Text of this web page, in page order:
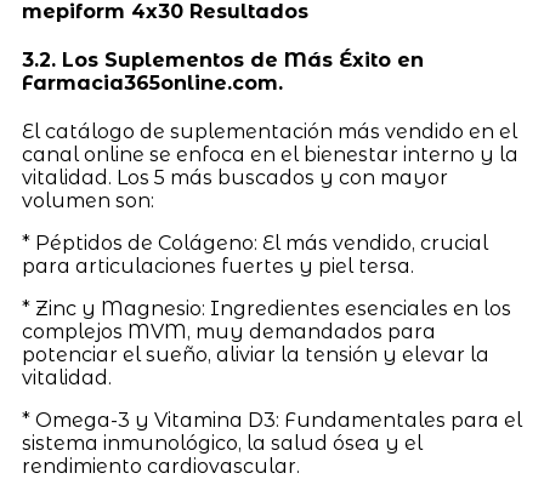
mepiform 4x30 Resultados
3.2. Los Suplementos de Más Éxito en
Farmacia365online.com.
El catálogo de suplementación más vendido en el
canal online se enfoca en el bienestar interno y la
vitalidad. Los 5 más buscados y con mayor
volumen son:
* Péptidos de Colágeno: El más vendido, crucial
para articulaciones fuertes y piel tersa.
* Zinc y Magnesio: Ingredientes esenciales en los
complejos MVM, muy demandados para
potenciar el sueño, aliviar la tensión y elevar la
vitalidad.
* Omega-3 y Vitamina D3: Fundamentales para el
sistema inmunológico, la salud ósea y el
rendimiento cardiovascular.